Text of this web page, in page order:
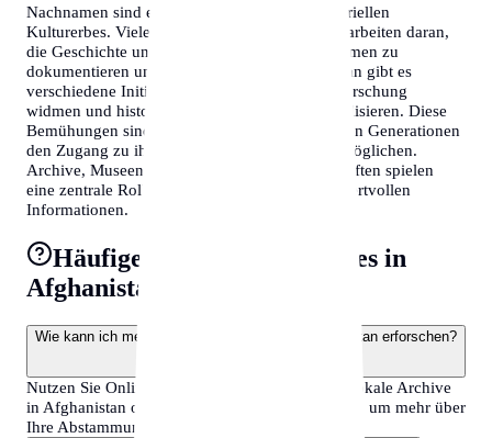
Nachnamen sind ein wichtiger Teil des immateriellen
Kulturerbes. Viele Länder und Organisationen arbeiten daran,
die Geschichte und Bedeutung von Familiennamen zu
dokumentieren und zu bewahren. In Afghanistan gibt es
verschiedene Initiativen, die sich der Namensforschung
widmen und historische Aufzeichnungen digitalisieren. Diese
Bemühungen sind entscheidend, um zukünftigen Generationen
den Zugang zu ihrer Familiengeschichte zu ermöglichen.
Archive, Museen und genealogische Gesellschaften spielen
eine zentrale Rolle bei der Bewahrung dieser wertvollen
Informationen.
Häufige Fragen zu surnames in
Afghanistan
Wie kann ich meine familiären Wurzeln in Afghanistan erforschen?
Nutzen Sie Online-Datenbanken, besuchen Sie lokale Archive
in Afghanistan oder machen Sie einen DNA-Test, um mehr über
Ihre Abstammung zu erfahren.